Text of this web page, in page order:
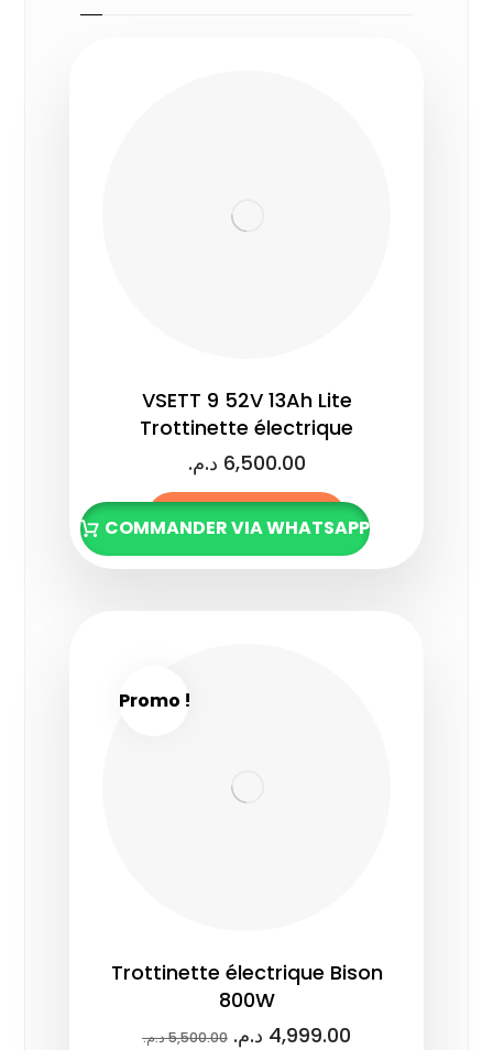
VSETT 9 52V 13Ah Lite
Trottinette électrique
6,500.00 د.م.
Lire la suite
COMMANDER VIA WHATSAPP
Promo !
Trottinette électrique Bison
800W
5,500.00د.م. 4,999.00 د.م.